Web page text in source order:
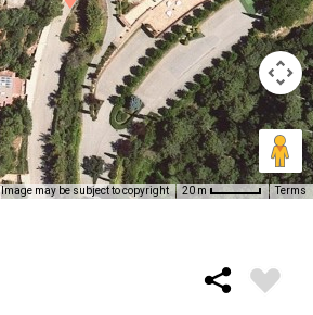
Image may be subject to copyright 20 m Terms